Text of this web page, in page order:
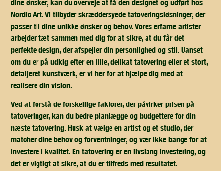
dine ønsker, kan du overveje at få den designet og udført hos
Nordic Art. Vi tilbyder skræddersyede tatoveringsløsninger, der
passer til dine unikke ønsker og behov. Vores erfarne artister
arbejder tæt sammen med dig for at sikre, at du får det
perfekte design, der afspejler din personlighed og stil. Uanset
om du er på udkig efter en lille, delikat tatovering eller et stort,
detaljeret kunstværk, er vi her for at hjælpe dig med at
realisere din vision.
Ved at forstå de forskellige faktorer, der påvirker prisen på
tatoveringer, kan du bedre planlægge og budgettere for din
næste tatovering. Husk at vælge en artist og et studio, der
matcher dine behov og forventninger, og vær ikke bange for at
investere i kvalitet. En tatovering er en livslang investering, og
det er vigtigt at sikre, at du er tilfreds med resultatet.